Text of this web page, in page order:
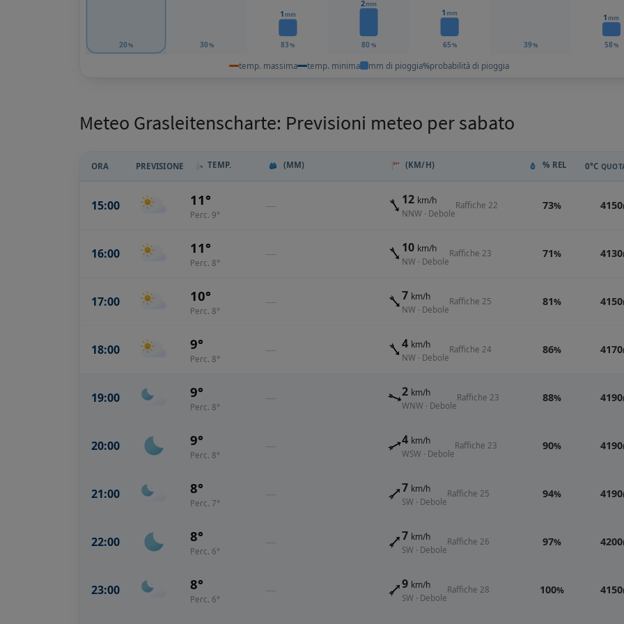
20% 30 %
1mm
83 %
2mm
80 %
1mm
65% 39%
1 mm
58%
temp. massima temp. minima mm di pioggia%probabilità di pioggia
Meteo Grasleitenscharte: Previsioni meteo per sabato
ORA PREVISIONE TEMP. (MM) (KM/H) % REL 0°C
15:00 11°
Perc. 9°
— 12 km/h
NNW · Debole
Raffiche 22 73% 4150
16:00 11°
Perc. 8°
— 10 km/h
NW · Debole
Raffiche 23 71% 4130
17:00 10°
Perc. 8°
— 7 km/h
NW · Debole
Raffiche 25 81% 4150
18:00 9°
Perc. 8°
— 4 km/h
NW · Debole
Raffiche 24 86% 4170
19:00 9°
Perc. 8°
— 2 km/h
WNW · Debole
Raffiche 23 88% 4190
20:00 9°
Perc. 8°
— 4 km/h
WSW · Debole
Raffiche 23 90% 4190
21:00 8°
Perc. 7°
— 7 km/h
SW · Debole
Raffiche 25 94% 4190
22:00 8°
Perc. 6°
— 7 km/h
SW · Debole
Raffiche 26 97% 4200
23:00 8°
Perc. 6°
— 9 km/h
SW · Debole
Raffiche 28 100% 4150